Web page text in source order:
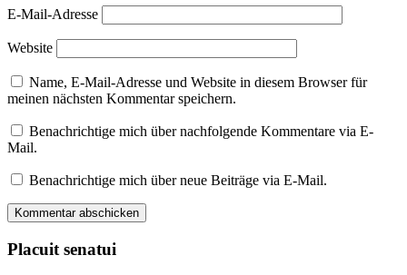
E-Mail-Adresse
Website
Name, E-Mail-Adresse und Website in diesem Browser für
meinen nächsten Kommentar speichern.
Benachrichtige mich über nachfolgende Kommentare via E-
Mail.
Benachrichtige mich über neue Beiträge via E-Mail.
Placuit senatui